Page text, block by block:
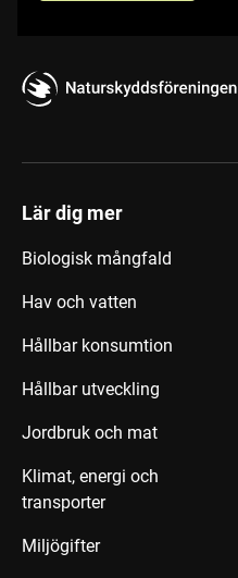
Lär dig mer
Biologisk mångfald
Hav och vatten
Hållbar konsumtion
Hållbar utveckling
Jordbruk och mat
Klimat, energi och
transporter
Miljögifter